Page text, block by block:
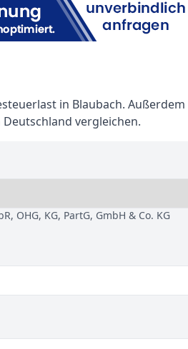
in Blaubach.
vergleichen.
OHG, KG, PartG, GmbH & Co. KG